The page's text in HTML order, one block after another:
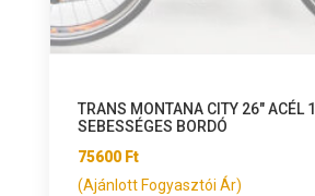
TRANS MONTANA CITY 26″ ACÉL 1
SEBESSÉGES BORDÓ
75600 Ft
(Ajánlott Fogyasztói Ár)